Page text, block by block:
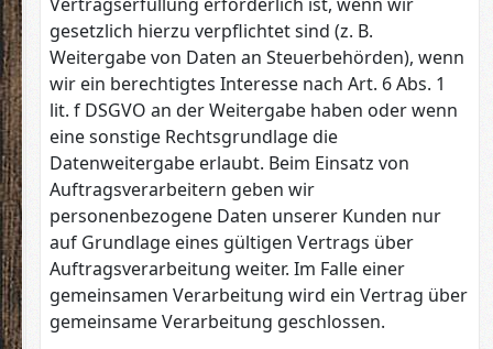
gesetzlich hierzu verpflichtet sind (z. B.
Weitergabe von Daten an Steuerbehörden), wenn
wir ein berechtigtes Interesse nach Art. 6 Abs. 1
lit. f DSGVO an der Weitergabe haben oder wenn
eine sonstige Rechtsgrundlage die
Datenweitergabe erlaubt. Beim Einsatz von
Auftragsverarbeitern geben wir
personenbezogene Daten unserer Kunden nur
auf Grundlage eines gültigen Vertrags über
Auftragsverarbeitung weiter. Im Falle einer
gemeinsamen Verarbeitung wird ein Vertrag über
gemeinsame Verarbeitung geschlossen.